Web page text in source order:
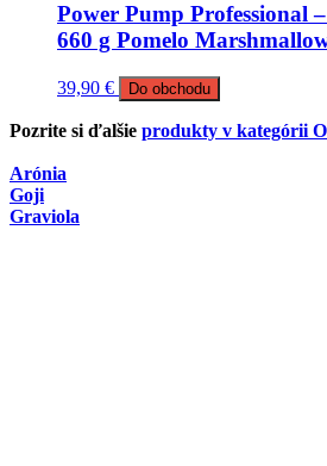
Power Pump Professional
660 g Pomelo
39,90 € Do obchodu
Pozrite si ďalšie produkty v kategórii
Arónia
Goji
Graviola